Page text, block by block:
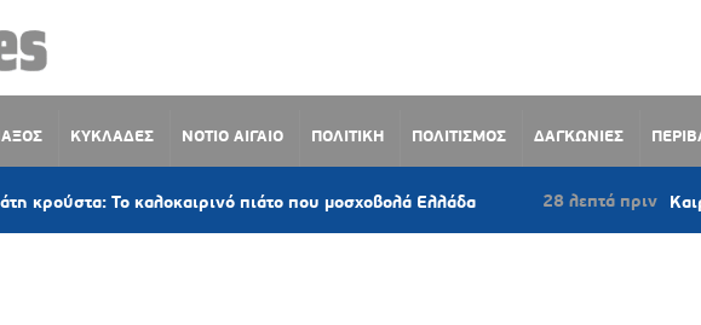
ΚΥΚΛΑΔΕΣ ΝΟΤΙΟ ΑΙΓΑΙΟ ΠΟΛΙΤΙΚΗ ΠΟΛΙΤΙΣΜΟΣ ΔΑΓΚΩΝΙΕΣ
πιάτο που μοσχοβολά Ελλάδα 28 λεπτά πριν Καιρός: Ζέστη,